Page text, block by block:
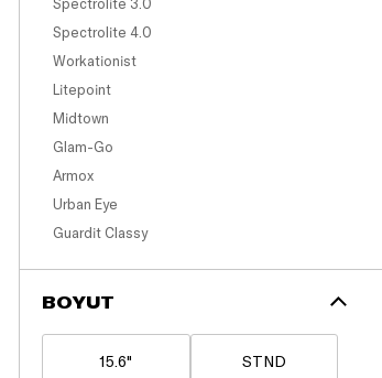
Spectrolite 4.0
Workationist
Litepoint
Midtown
Glam-Go
Armox
Urban Eye
Guardit Classy
BOYUT
15.6" STND